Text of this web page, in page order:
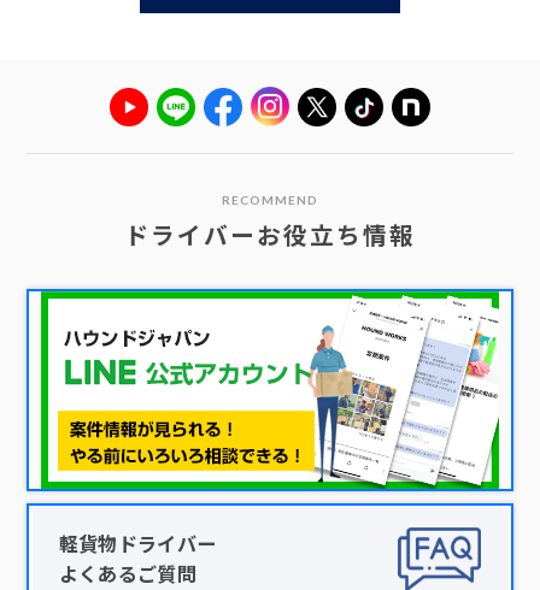
RECOMMEND
ドライバーお役立ち情報
軽貨物ドライバー
よくあるご質問